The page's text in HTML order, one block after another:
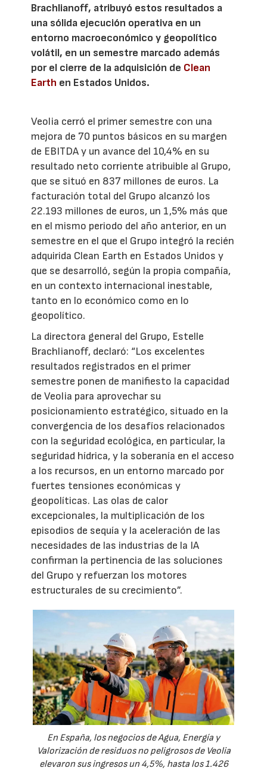
Brachlianoff, atribuyó estos resultados a
una sólida ejecución operativa en un
entorno macroeconómico y geopolítico
volátil, en un semestre marcado además
por el cierre de la adquisición de Clean
Earth en Estados Unidos.
Veolia cerró el primer semestre con una
mejora de 70 puntos básicos en su margen
de EBITDA y un avance del 10,4% en su
resultado neto corriente atribuible al Grupo,
que se situó en 837 millones de euros. La
facturación total del Grupo alcanzó los
22.193 millones de euros, un 1,5% más que
en el mismo periodo del año anterior, en un
semestre en el que el Grupo integró la recién
adquirida Clean Earth en Estados Unidos y
que se desarrolló, según la propia compañía,
en un contexto internacional inestable,
tanto en lo económico como en lo
geopolítico.
La directora general del Grupo, Estelle
Brachlianoff, declaró: “Los excelentes
resultados registrados en el primer
semestre ponen de manifiesto la capacidad
de Veolia para aprovechar su
posicionamiento estratégico, situado en la
convergencia de los desafíos relacionados
con la seguridad ecológica, en particular, la
seguridad hídrica, y la soberanía en el acceso
a los recursos, en un entorno marcado por
fuertes tensiones económicas y
geopolíticas. Las olas de calor
excepcionales, la multiplicación de los
episodios de sequía y la aceleración de las
necesidades de las industrias de la IA
confirman la pertinencia de las soluciones
del Grupo y refuerzan los motores
estructurales de su crecimiento”.
En España, los negocios de Agua, Energía y
Valorización de residuos no peligrosos de Veolia
elevaron sus ingresos un 4,5%, hasta los 1.426